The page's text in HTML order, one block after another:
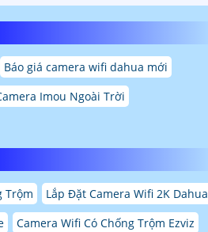
Báo giá camera wifi dahua mới
Imou Ngoài Trời
Trộm
Lắp Đặt Camera Wifi 2K Dahua
Camera Wifi Có Chống Trộm Ezviz